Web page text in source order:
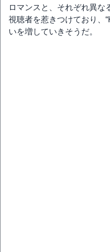
ロマンスと、それぞれ異な
視聴者を惹きつけており、
いを増していきそうだ。